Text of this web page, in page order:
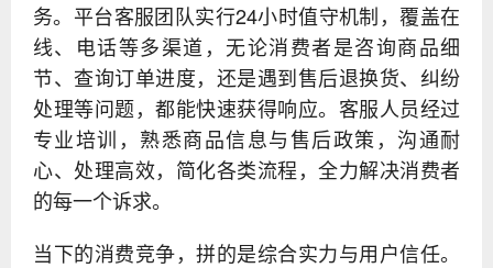
务。平台客服团队实行24小时值守机制，覆盖在
线、电话等多渠道，无论消费者是咨询商品细
节、查询订单进度，还是遇到售后退换货、纠纷
处理等问题，都能快速获得响应。客服人员经过
专业培训，熟悉商品信息与售后政策，沟通耐
心、处理高效，简化各类流程，全力解决消费者
的每一个诉求。
当下的消费竞争，拼的是综合实力与用户信任。